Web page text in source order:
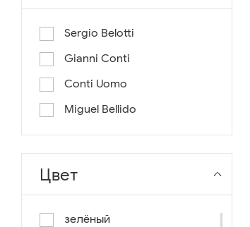
Sergio Belotti
Gianni Conti
Conti Uomo
Miguel Bellido
Цвет
зелёный